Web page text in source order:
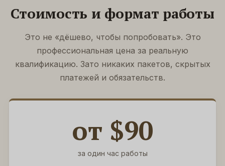
Стоимость и формат работы
Это не «дёшево, чтобы попробовать». Это
профессиональная цена за реальную
квалификацию. Зато никаких пакетов, скрытых
платежей и обязательств.
от $90
за один час работы